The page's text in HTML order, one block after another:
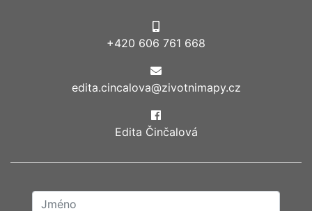
+420 606 761 668
edita.cincalova@zivotnimapy.cz
Edita Činčalová